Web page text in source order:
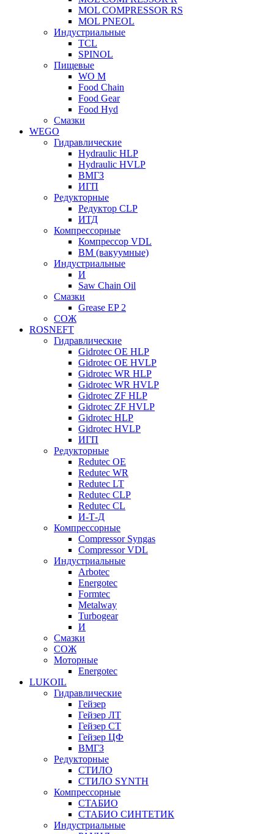
MOL COMPRESSOR RS
MOL PNEOL
Индустриальные
TCL
SPINOL
Пищевые
WO M
Food Chain
Food Gear
Food Hyd
Смазки
WEGO
Гидравлические
Hydraulic HLP
Hydraulic HVLP
ВМГЗ
ИГП
Редукторные
Редуктор CLP
ИТД
Компрессорные
Компрессор VDL
ВМ (вакуумные)
Индустриальные
И
Saw Chain Oil
Смазки
Grease EP 2
СОЖ
ROSNEFT
Гидравлические
Gidrotec OE HLP
Gidrotec OE HVLP
Gidrotec WR HLP
Gidrotec WR HVLP
Gidrotec ZF HLP
Gidrotec ZF HVLP
Gidrotec HLP
Gidrotec HVLP
ИГП
Редукторные
Redutec OE
Redutec WR
Redutec LT
Redutec CLP
Redutec CL
И-Т-Д
Компрессорные
Compressor Syngas
Compressor VDL
Индустриальные
Arbotec
Energotec
Formtec
Metalway
Turbogear
И
Смазки
СОЖ
Моторные
Energotec
LUKOIL
Гидравлические
Гейзер
Гейзер ЛТ
Гейзер СТ
Гейзер ЦФ
ВМГЗ
Редукторные
СТИЛО
СТИЛО SYNTH
Компрессорные
СТАБИО
СТАБИО СИНТЕТИК
Индустриальные